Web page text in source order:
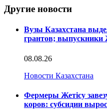
Другие новости
Вузы Казахстана
грантов; выпускники
08.08.26
Новости Казахстана
Фермеры Жетісу
коров: субсидии